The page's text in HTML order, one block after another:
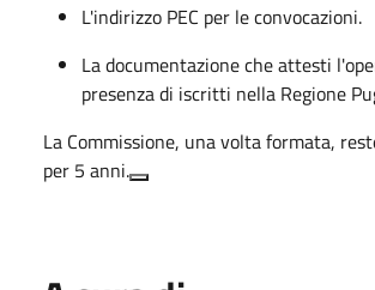
L'indirizzo PEC per le convocazioni.
Ladocumentazioneche attesti
presenza di iscritti nella Regione
La Commissione, una volta formata,
per 5 anni.